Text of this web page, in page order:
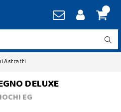
Astratti
DELUXE
EG